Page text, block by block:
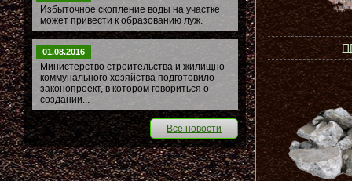
Избыточное скопление воды на участке
может привести к образованию луж.
01.08.2016
Министерство строительства и жилищно-
коммунального хозяйства подготовило
законопроект, в котором говориться о
создании...
Все новости